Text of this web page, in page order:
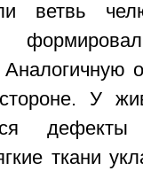
ветвь
У
ткани